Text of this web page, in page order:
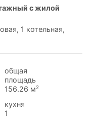
1 котельная,
общая
площадь
156.26 м2
кухня
1